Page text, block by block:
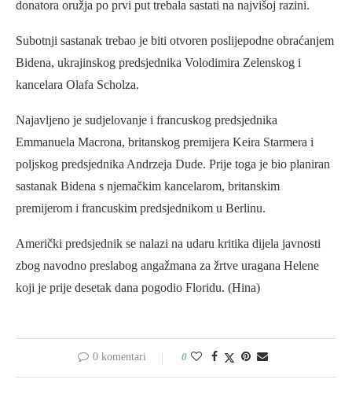
donatora oružja po prvi put trebala sastati na najvišoj razini.
Subotnji sastanak trebao je biti otvoren poslijepodne obraćanjem
Bidena, ukrajinskog predsjednika Volodimira Zelenskog i
kancelara Olafa Scholza.
Najavljeno je sudjelovanje i francuskog predsjednika
Emmanuela Macrona, britanskog premijera Keira Starmera i
poljskog predsjednika Andrzeja Dude. Prije toga je bio planiran
sastanak Bidena s njemačkim kancelarom, britanskim
premijerom i francuskim predsjednikom u Berlinu.
Američki predsjednik se nalazi na udaru kritika dijela javnosti
zbog navodno preslabog angažmana za žrtve uragana Helene
koji je prije desetak dana pogodio Floridu. (Hina)
0 komentari 0